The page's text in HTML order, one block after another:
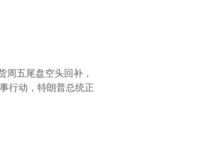
五尾盘空头回补，
行动，特朗普总统正